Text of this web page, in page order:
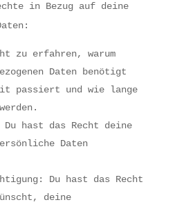
in Bezug auf deine
zu erfahren, warum
Daten benötigt
passiert und wie lange
hast das Recht deine
Daten
Du hast das Recht
deine